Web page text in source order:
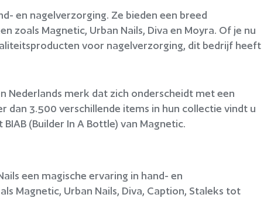
en nagelverzorging. Ze bieden een breed
Magnetic, Urban Nails, Diva en Moyra. Of je nu
voor nagelverzorging, dit bedrijf heeft
Nederlands merk dat zich onderscheidt met een
3.500 verschillende items in hun collectie vindt u
(Builder In A Bottle) van Magnetic.
een magische ervaring in hand- en
Magnetic, Urban Nails, Diva, Caption, Staleks tot